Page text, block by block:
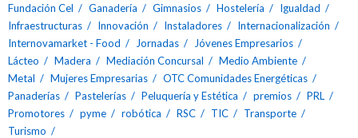
Fundación Cel Ganadería Gimnasios Hostelería
Igualdad
Infraestructuras
Innovación Instaladores
Internacionalización
Internovamarket - Food
Jornadas
Jóvenes Empresarios
Lácteo
Madera Mediación Concursal
Medio Ambiente
Metal
Mujeres Empresarias
OTC Comunidades Energéticas
Panaderías
Pastelerías Peluquería y Estética premios
PRL
Promotores
pyme robótica RSC TIC
Transporte
Turismo